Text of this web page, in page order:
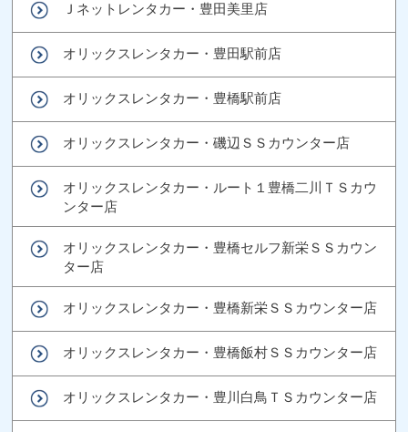
Ｊネットレンタカー・豊田美里店
オリックスレンタカー・豊田駅前店
オリックスレンタカー・豊橋駅前店
オリックスレンタカー・磯辺ＳＳカウンター店
オリックスレンタカー・ルート１豊橋二川ＴＳカウ
ンター店
オリックスレンタカー・豊橋セルフ新栄ＳＳカウン
ター店
オリックスレンタカー・豊橋新栄ＳＳカウンター店
オリックスレンタカー・豊橋飯村ＳＳカウンター店
オリックスレンタカー・豊川白鳥ＴＳカウンター店